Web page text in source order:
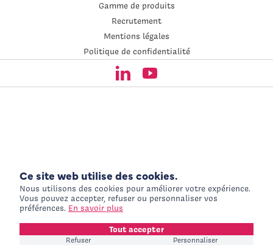
Gamme de produits
Recrutement
Mentions légales
Politique de confidentialité
Suivez-nous sur
Ce site web utilise des cookies.
Nous utilisons des cookies pour améliorer votre expérience.
Vous pouvez accepter, refuser ou personnaliser vos
préférences. En savoir plus
Tout accepter
Refuser Personnaliser